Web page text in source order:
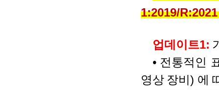
1:2019/
업데이트1:
• 전통적인
영상 장비 ) 에